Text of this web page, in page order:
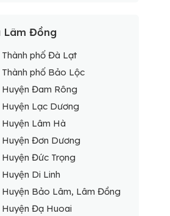
Lâm Đồng
Thành phố Đà Lạt
Thành phố Bảo Lộc
Huyện Đam Rông
Huyện Lạc Dương
Huyện Lâm Hà
Huyện Đơn Dương
Huyện Đức Trọng
Di Linh
Huyện Bảo Lâm, Lâm Đồng
Huyện Đạ Huoai